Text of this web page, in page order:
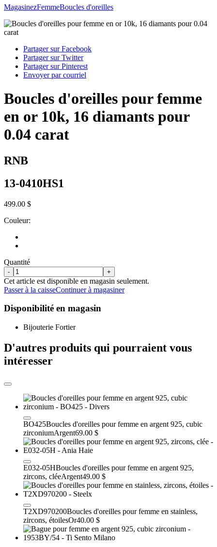
MagasinezFemmeBoucles d'oreilles
Partager sur Facebook
Partager sur Twitter
Partager sur Pinterest
Envoyer par courriel
Boucles d'oreilles pour femme
en or 10k, 16 diamants pour
0.04 carat
RNB
13-0410HS1
499.00 $
Couleur:
Quantité
- +
Cet article est disponible en magasin seulement.
Passer à la caisseContinuer à magasiner
Disponibilité en magasin
Bijouterie Fortier
D'autres produits qui pourraient vous
intéresser
BO425Boucles d'oreilles pour femme en argent 925, cubic
zirconiumArgent69.00 $
E032-05HBoucles d'oreilles pour femme en argent 925,
zircons, cléeArgent49.00 $
T2XD970200Boucles d'oreilles pour femme en stainless,
zircons, étoilesOr40.00 $